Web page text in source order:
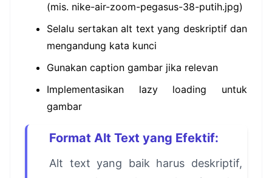
(mis. nike-air-zoom-pegasus-38-putih.jpg)
Selalu sertakan alt text yang deskriptif dan
mengandung kata kunci
Gunakan caption gambar jika relevan
Implementasikan lazy loading untuk
gambar
Format Alt Text yang Efektif:
Alt text yang baik harus deskriptif,